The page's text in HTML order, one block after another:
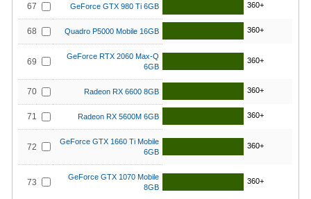
67 GeForce GTX 980 Ti 6GB 360+
68 Quadro P5000 Mobile 16GB 360+
69
GeForce RTX 2060 Max-Q
6GB
360+
70 Radeon RX 6600 8GB 360+
71 Radeon RX 5600M 6GB 360+
72
GeForce GTX 1660 Ti Mobile
6GB
360+
73
GeForce GTX 1070 Mobile
8GB
360+